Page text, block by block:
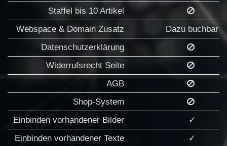
Staffel bis 10 Artikel
Webspace & Domain Zusatz
Dazu buchbar
Datenschutzerklärung
Widerrufsrecht Seite
AGB
Shop-System
Einbinden vorhandener Bilder
✓
Einbinden vorhandener Texte
✓